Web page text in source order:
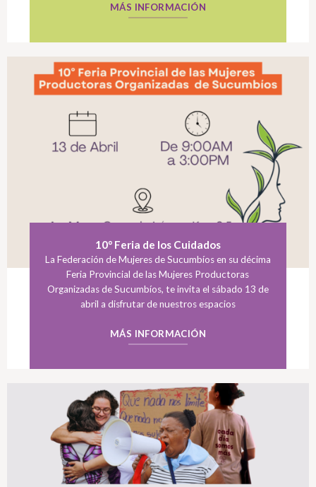
MÁS INFORMACIÓN
10° Feria de los Cuidados
La Federación de Mujeres de Sucumbíos en su décima
Feria Provincial de las Mujeres Productoras
Organizadas de Sucumbíos, te invita el sábado 13 de
abril a disfrutar de nuestros espacios
MÁS INFORMACIÓN